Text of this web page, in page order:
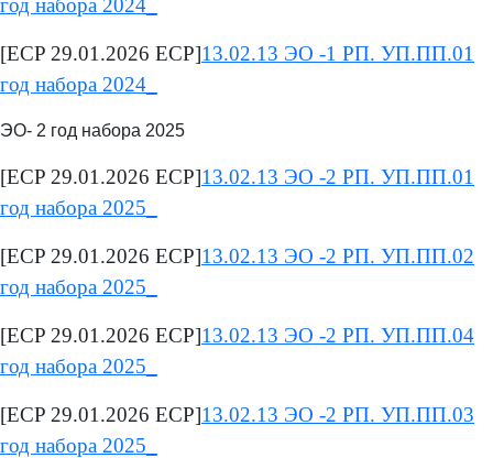
[ECP 29.01.2026 ECP]13.02.13 ЭО -1 РП. УП.ПП.01
год набора 2024_
ЭО- 2 год набора 2025
[ECP 29.01.2026 ECP]13.02.13 ЭО -2 РП. УП.ПП.01
год набора 2025_
[ECP 29.01.2026 ECP]13.02.13 ЭО -2 РП. УП.ПП.02
год набора 2025_
[ECP 29.01.2026 ECP]13.02.13 ЭО -2 РП. УП.ПП.04
год набора 2025_
[ECP 29.01.2026 ECP]13.02.13 ЭО -2 РП. УП.ПП.03
год набора 2025_